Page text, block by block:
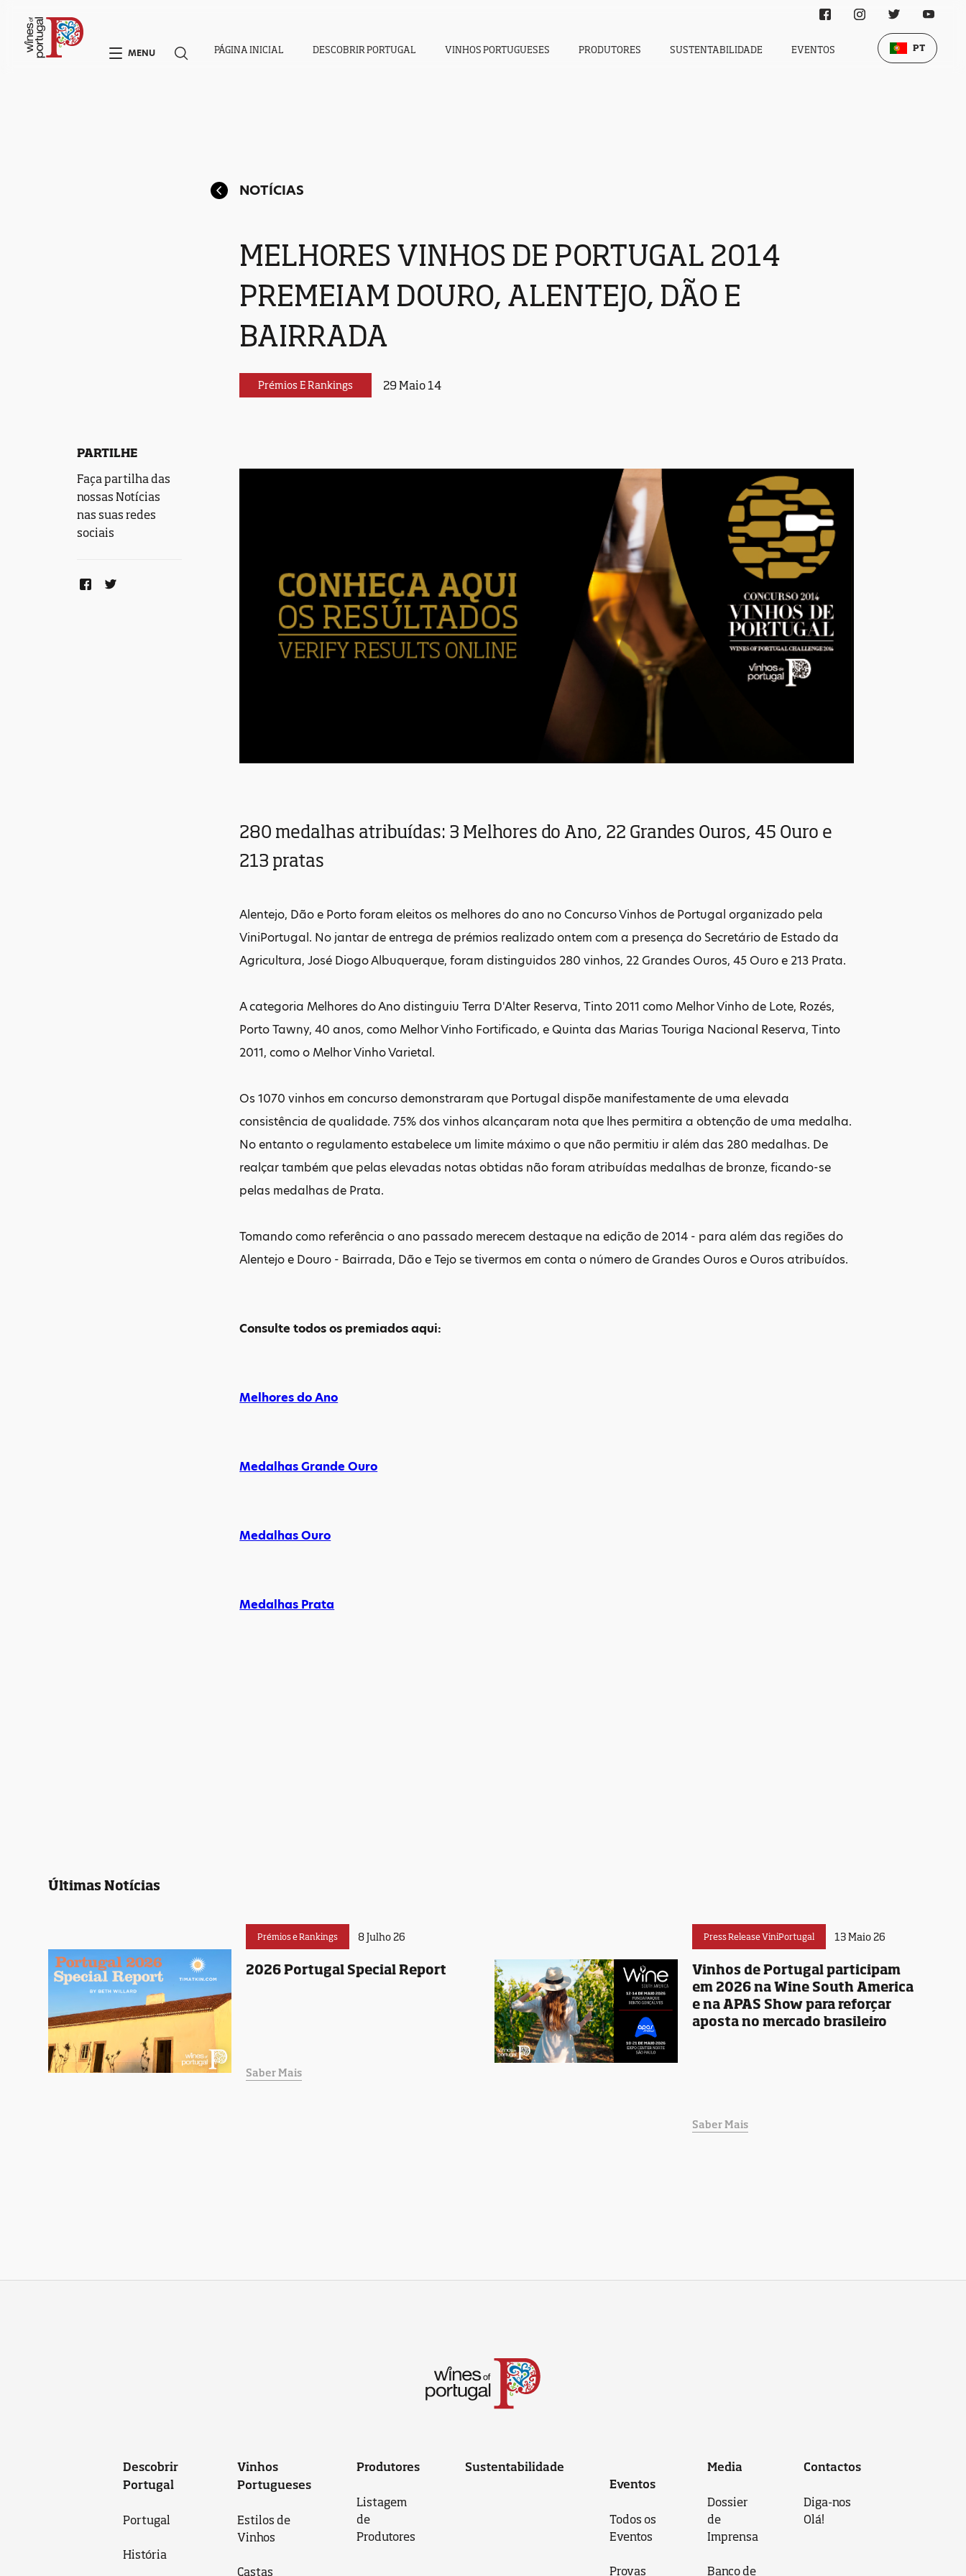
NOTÍCIAS
MELHORES VINHOS DE PORTUGAL 2014
PREMEIAM DOURO, ALENTEJO, DÃO E
BAIRRADA
Prémios E Rankings 29 Maio 14
PARTILHE
Faça partilha das
nossas Notícias
nas suas redes
sociais
280 medalhas atribuídas: 3 Melhores do Ano, 22 Grandes Ouros, 45 Ouro e
213 pratas
Alentejo, Dão e Porto foram eleitos os melhores do ano no Concurso Vinhos de Portugal organizado pela
ViniPortugal. No jantar de entrega de prémios realizado ontem com a presença do Secretário de Estado da
Agricultura, José Diogo Albuquerque, foram distinguidos 280 vinhos, 22 Grandes Ouros, 45 Ouro e 213 Prata.
A categoria Melhores do Ano distinguiu Terra D'Alter Reserva, Tinto 2011 como Melhor Vinho de Lote, Rozés,
Porto Tawny, 40 anos, como Melhor Vinho Fortificado, e Quinta das Marias Touriga Nacional Reserva, Tinto
2011, como o Melhor Vinho Varietal.
Os 1070 vinhos em concurso demonstraram que Portugal dispõe manifestamente de uma elevada
consistência de qualidade. 75% dos vinhos alcançaram nota que lhes permitira a obtenção de uma medalha.
No entanto o regulamento estabelece um limite máximo o que não permitiu ir além das 280 medalhas. De
realçar também que pelas elevadas notas obtidas não foram atribuídas medalhas de bronze, ficando-se
pelas medalhas de Prata.
Tomando como referência o ano passado merecem destaque na edição de 2014 - para além das regiões do
Alentejo e Douro - Bairrada, Dão e Tejo se tivermos em conta o número de Grandes Ouros e Ouros atribuídos.
Consulte todos os premiados aqui:
Melhores do Ano
Medalhas Grande Ouro
Medalhas Ouro
Medalhas Prata
Últimas Notícias
Prémios e Rankings 8 Julho 26
2026 Portugal Special Report
Saber Mais
Press Release ViniPortugal 13 Maio 26
Vinhos de Portugal participam
em 2026 na Wine South America
e na APAS Show para reforçar
aposta no mercado brasileiro
Saber Mais
MENU PÁGINA INICIAL DESCOBRIR PORTUGAL VINHOS PORTUGUESES PRODUTORES SUSTENTABILIDADE EVENTOS PT
Descobrir
Portugal
Portugal
História
Vinhos
Portugueses
Estilos de
Vinhos
Castas
Produtores
Listagem
de
Produtores
Sustentabilidade
Eventos
Todos os
Eventos
Provas
Media
Dossier
de
Imprensa
Banco de
Contactos
Diga-nos
Olá!